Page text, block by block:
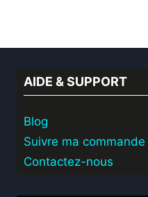
AIDE & SUPPORT
Blog
Suivre ma commande
Contactez-nous